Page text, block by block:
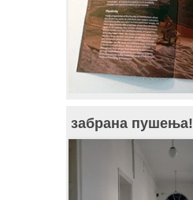
забрана пушења!